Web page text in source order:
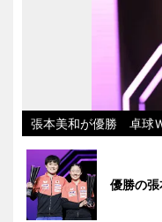
張本美和が優勝 卓球
優勝の